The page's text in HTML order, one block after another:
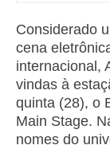
Considerado
cena
internacional,
vindas à
quinta (28), o
Main Stage.
nomes do